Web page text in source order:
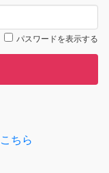
パスワードを表示する
こちら